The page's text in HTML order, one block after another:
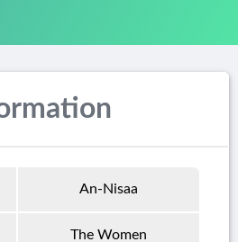
An-Nisaa
The Women